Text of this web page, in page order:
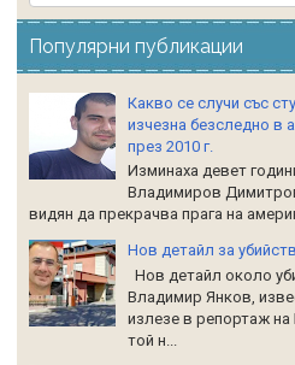
Популярни публикации
Какво се случи със
изчезна безследно в
през 2010 г.
Изминаха девет
Владимиров
видян да прекрачва прага на
Нов детайл за
Нов детайл около
Владимир Янков,
излезе в репортаж
той н...